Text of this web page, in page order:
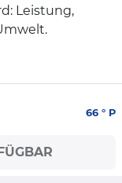
Leistung,
66 ° P